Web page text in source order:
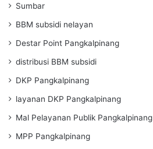
Sumbar
BBM subsidi nelayan
Destar Point Pangkalpinang
distribusi BBM subsidi
DKP Pangkalpinang
layanan DKP Pangkalpinang
Mal Pelayanan Publik Pangkalpinang
MPP Pangkalpinang